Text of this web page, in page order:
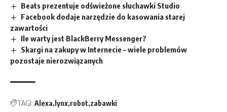
Beats prezentuje odświeżone słuchawki Studio
Facebook dodaje narzędzie do kasowania starej
zawartości
Ile warty jest BlackBerry Messenger?
Skargi na zakupy w Internecie – wiele problemów
pozostaje nierozwiązanych
TAGI: Alexa lynx robot zabawki